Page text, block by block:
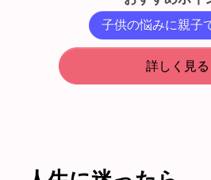
子供の悩みに親子
詳しく見る